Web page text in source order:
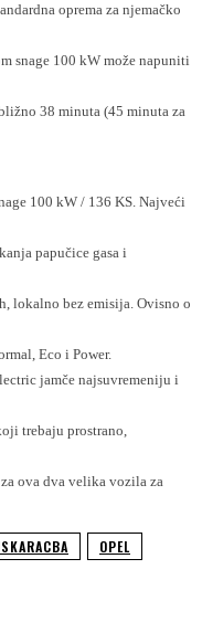
oprema za njemačko
snage 100 kW može napuniti
38 minuta (45 minuta za
100 kW / 136 KS. Najveći
papučice gasa i
lokalno bez emisija. Ovisno o
Eco i Power.
jamče najsuvremeniju i
trebaju prostrano,
ova dva velika vozila za
OPEL